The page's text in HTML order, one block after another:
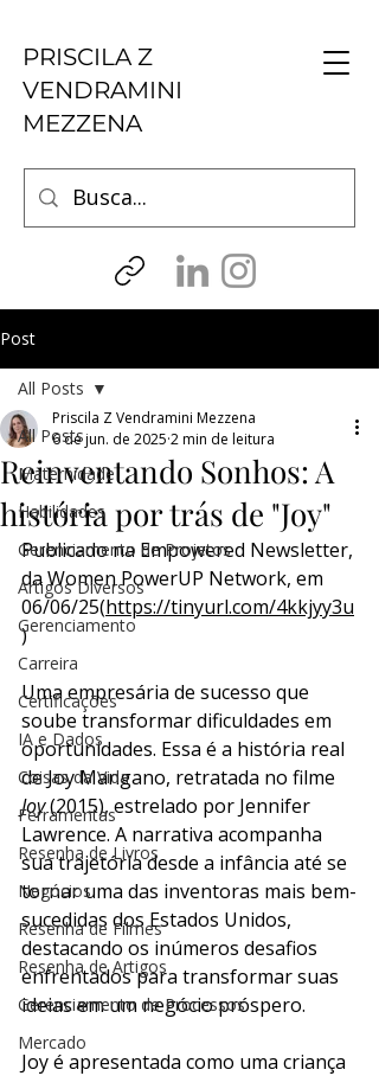
PRISCILA Z
VENDRAMINI
MEZZENA
Post
All Posts
Maternidade
Habilidades
Gerenciamento de Projetos
Artigos Diversos
Gerenciamento
Carreira
Certificações
IA e Dados
Coisas da Vida
Ferramentas
Resenha de Livros
Negócios
Resenha de Filmes
Resenha de Artigos
Gerenciamento de Processos
Mercado
All Posts
Reinventando Sonhos: A
história por trás de "Joy"
Priscila Z Vendramini Mezzena
6 de jun. de 2025 2 min de leitura
Publicado na Empowered Newsletter,
da Women PowerUP Network, em
06/06/25(https://tinyurl.com/4kkjyy3u
)
Uma empresária de sucesso que
soube transformar dificuldades em
oportunidades. Essa é a história real
de Joy Mangano, retratada no filme
Joy (2015), estrelado por Jennifer
Lawrence. A narrativa acompanha
sua trajetória desde a infância até se
tornar uma das inventoras mais bem-
sucedidas dos Estados Unidos,
destacando os inúmeros desafios
enfrentados para transformar suas
ideias em um negócio próspero.
Joy é apresentada como uma criança